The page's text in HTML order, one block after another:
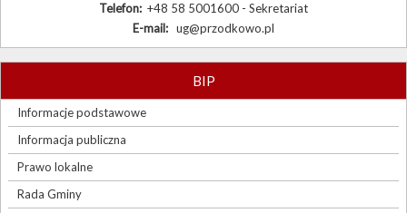
Telefon: +48 58 5001600 - Sekretariat
E-mail: ug@przodkowo.pl
BIP
Informacje podstawowe
Informacja publiczna
Prawo lokalne
Rada Gminy